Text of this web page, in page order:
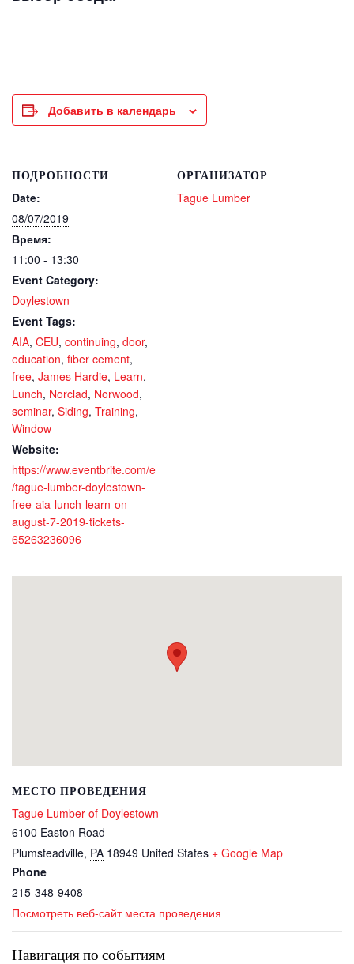
Добавить в календарь
ПОДРОБНОСТИ
Date:
08/07/2019
Время:
11:00 - 13:30
Event Category:
Doylestown
Event Tags:
AIA, CEU, continuing, door,
education, fiber cement,
free, James Hardie, Learn,
Lunch, Norclad, Norwood,
seminar, Siding, Training,
Window
Website:
https://www.eventbrite.com/e
/tague-lumber-doylestown-
free-aia-lunch-learn-on-
august-7-2019-tickets-
65263236096
ОРГАНИЗАТОР
Tague Lumber
МЕСТО ПРОВЕДЕНИЯ
Tague Lumber of Doylestown
6100 Easton Road
Plumsteadville, PA 18949 United States + Google Map
Phone
215-348-9408
Посмотреть веб-сайт места проведения
Навигация по событиям